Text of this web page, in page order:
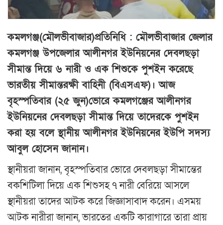
কমলগঞ্জ(মৌলভীবাজার)প্রতিনিধি : মৌলভীবাজার জেলার
কমলগঞ্জ উপজেলার আলীনগর ইউনিয়নের দেবলছড়া
সীমান্ত দিয়ে ৬ নারী ও এক শিশুকে পুশইন করেছে
ভারতীয় সীমান্তরক্ষী বাহিনী (বিএসএফ)। আজ
বৃহস্পতিবার (২৫ জুন)ভোরে কমলগঞ্জের আলীনগর
ইউনিয়নের দেবলছড়া সীমান্ত দিয়ে তাদেরকে পুশইন
করা হয় বলে স্থানীয় আলীনগর ইউনিয়নের ইউপি সদস্য
আবুল হোসেন জানান।
স্থানীয়রা জানান, বৃহস্পতিবার ভোরে দেবলছড়া সীমান্তের
বকশিটিলা দিয়ে এক শিশুসহ ৭ নারী বেরিয়ে আসলে
স্থানীয়রা তাদের আটক করে জিজ্ঞাসাবাদ করেন। এসময়
আটক নারীরা জানান, ভারতের একটি কারাগারে তারা প্রায়